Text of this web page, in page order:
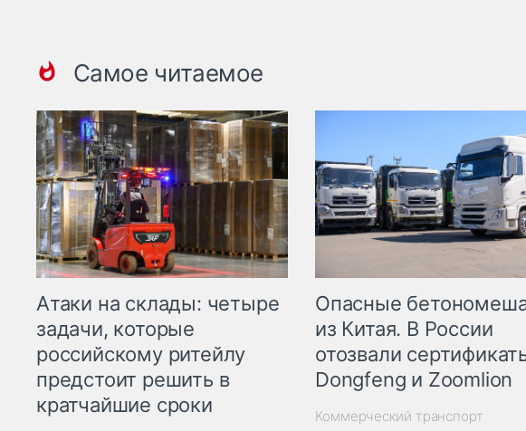
Самое читаемое
Атаки на склады: четыре
задачи, которые
российскому ритейлу
предстоит решить в
кратчайшие сроки
Опасные
из Китая. В России
отозвали
Dongfeng и Zoomlion
Коммерческий транспорт